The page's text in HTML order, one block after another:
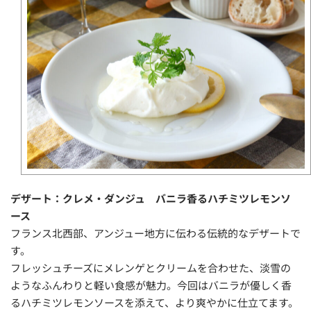
デザート：クレメ・ダンジュ バニラ香るハチミツレモンソ
ース
フランス北西部、アンジュー地方に伝わる伝統的なデザートで
す。
フレッシュチーズにメレンゲとクリームを合わせた、淡雪の
ようなふんわりと軽い食感が魅力。今回はバニラが優しく香
るハチミツレモンソースを添えて、より爽やかに仕立てます。